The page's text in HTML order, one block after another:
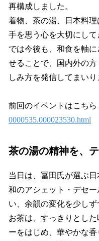
再構成しました。
着物、茶の湯、日本料
手を思う心を大切にし
では今後も、和食を軸
せることで、国内外の
しみ方を発信してまいり
前回のイベントはこち
0000535.000023530.html
茶の湯の精神を、
当日は、冨田氏が選ぶ
和のアシェット・デセ
い、余韻の変化を少しず
お茶は、すっきりとし
ーをはじめ、華やかな